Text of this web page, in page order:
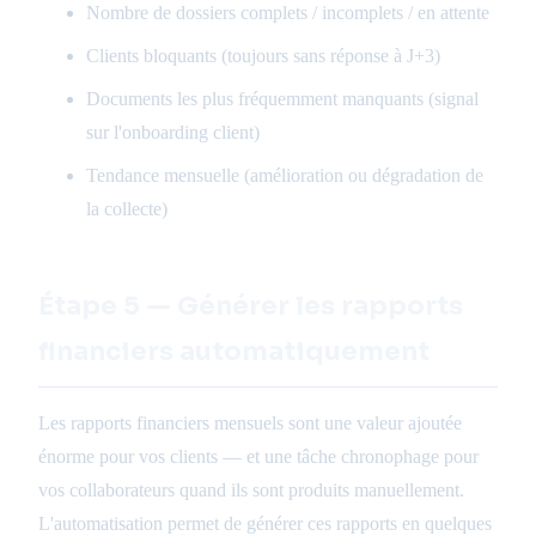
Nombre de dossiers complets / incomplets / en attente
Clients bloquants (toujours sans réponse à J+3)
Documents les plus fréquemment manquants (signal
sur l'onboarding client)
Tendance mensuelle (amélioration ou dégradation de
la collecte)
Les rapports financiers mensuels sont une valeur ajoutée
énorme pour vos clients — et une tâche chronophage pour
vos collaborateurs quand ils sont produits manuellement.
L'automatisation permet de générer ces rapports en quelques